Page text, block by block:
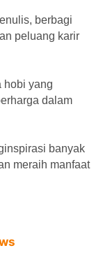
berbagi
peluang karir
hobi yang
dalam
banyak
meraih manfaat